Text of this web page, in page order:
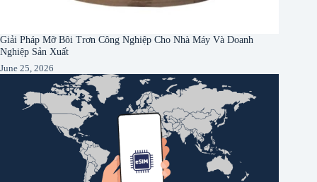
Giải Pháp Mỡ Bôi Trơn Công Nghiệp Cho Nhà Máy Và Doanh
Nghiệp Sản Xuất
June 25, 2026